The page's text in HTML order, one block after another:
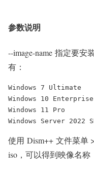
参数说明
--image-name 指定要
有：
Windows 7 Ultimate
Windows 10 Enterprise
Windows 11 Pro
使用 Dism++ 文件菜单
iso，可以得到映像名称